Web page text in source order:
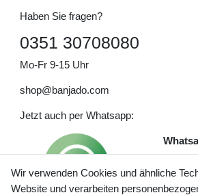
Haben Sie fragen?
0351 30708080
Mo-Fr 9-15 Uhr
shop@banjado.com
Jetzt auch per Whatsapp:
Wir verwenden Cookies und ähnliche
Website und verarbeiten